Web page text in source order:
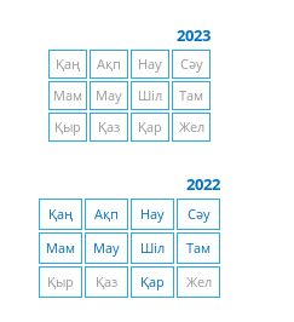
2023
Қаң Ақп Нау
Сәу
Мам
Мау Шіл
Там
Қыр
Қаз Қар Жел
2022
Қаң Ақп Нау
Сәу
Мам
Мау Шіл
Там
Қыр
Қаз Қар Жел